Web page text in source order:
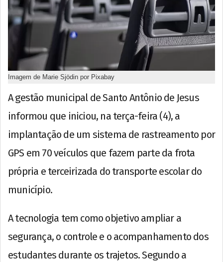
Imagem de Marie Sjödin por Pixabay
A gestão municipal de Santo Antônio de Jesus
informou que iniciou, na terça-feira (4), a
implantação de um sistema de rastreamento por
GPS em 70 veículos que fazem parte da frota
própria e terceirizada do transporte escolar do
município.
A tecnologia tem como objetivo ampliar a
segurança, o controle e o acompanhamento dos
estudantes durante os trajetos. Segundo a